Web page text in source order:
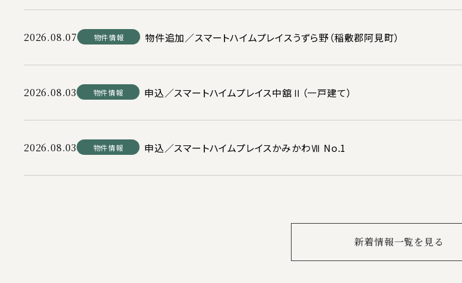
2026.08.07 物件情報 物件追加／スマートハイムプレイスうずら野（稲敷郡阿見町）
2026.08.03 物件情報 申込／スマートハイムプレイス中舘Ⅱ（一戸建て）
2026.08.03 物件情報 申込／スマートハイムプレイスかみかわⅦ No.1
新着情報一覧を見る